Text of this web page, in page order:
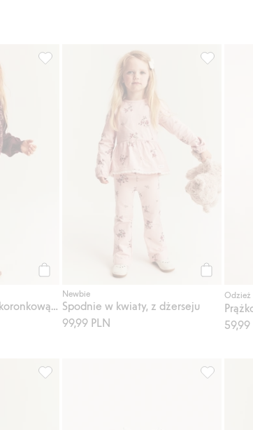
Legginsy w kwiaty z koronkową falbanką
Legginsy w kwiaty z koronkową falbanką,
Newbie
Spodnie w kwiaty, z dżerseju
99,99 PLN
Spodnie
Odzież
59,99
Top z baskinką z długimi rękawami, wTop z